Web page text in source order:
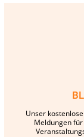
Unser
Meldungen